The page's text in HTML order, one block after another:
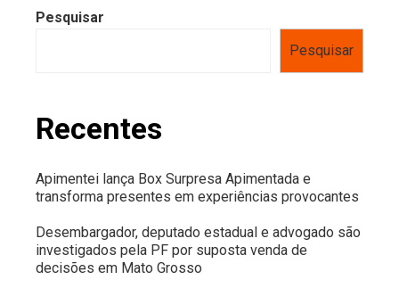
Pesquisar
Pesquisar
Recentes
Apimentei lança Box Surpresa Apimentada e
transforma presentes em experiências provocantes
Desembargador, deputado estadual e advogado são
investigados pela PF por suposta venda de
decisões em Mato Grosso